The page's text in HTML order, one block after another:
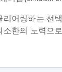
어링하는 선
한의 노력